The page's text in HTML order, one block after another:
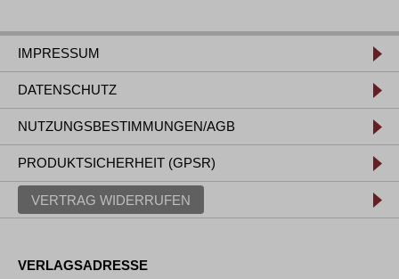
IMPRESSUM
DATENSCHUTZ
NUTZUNGSBESTIMMUNGEN/AGB
PRODUKTSICHERHEIT (GPSR)
VERTRAG WIDERRUFEN
VERLAGSADRESSE